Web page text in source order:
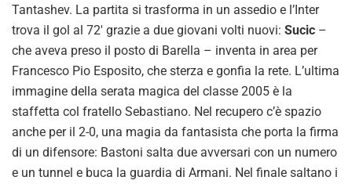
Tantashev. La partita si trasforma in un assedio e l’Inter
trova il gol al 72′ grazie a due giovani volti nuovi: Sucic –
che aveva preso il posto di Barella – inventa in area per
Francesco Pio Esposito, che sterza e gonfia la rete. L’ultima
immagine della serata magica del classe 2005 è la
staffetta col fratello Sebastiano. Nel recupero c’è spazio
anche per il 2-0, una magia da fantasista che porta la firma
di un difensore: Bastoni salta due avversari con un numero
e un tunnel e buca la guardia di Armani. Nel finale saltano i